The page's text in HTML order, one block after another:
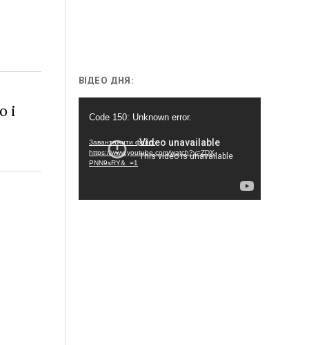
і
ВІДЕО ДНЯ:
Code 150: Unknown error.
Завантажити файл:
https://www.youtube.com/watch?v=ZDX-
PNN9sRY&_=1